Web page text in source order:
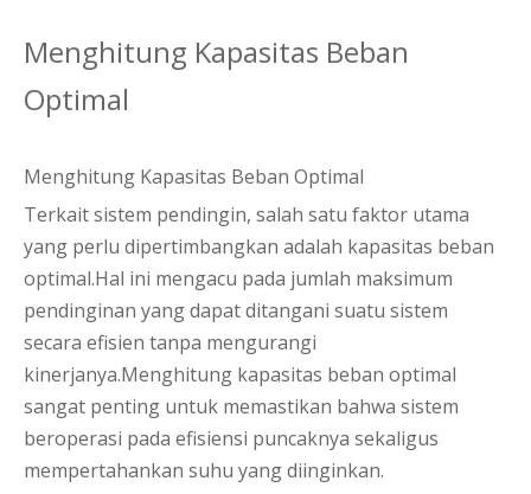
Menghitung Kapasitas Beban
Optimal
Menghitung Kapasitas Beban Optimal
Terkait sistem pendingin, salah satu faktor utama
yang perlu dipertimbangkan adalah kapasitas beban
optimal.Hal ini mengacu pada jumlah maksimum
pendinginan yang dapat ditangani suatu sistem
secara efisien tanpa mengurangi
kinerjanya.Menghitung kapasitas beban optimal
sangat penting untuk memastikan bahwa sistem
beroperasi pada efisiensi puncaknya sekaligus
mempertahankan suhu yang diinginkan.